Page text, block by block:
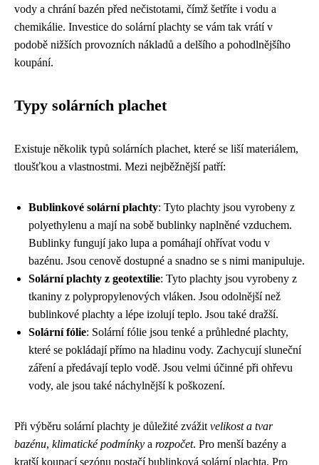
vody a chrání bazén před nečistotami, čímž šetříte i vodu a
chemikálie. Investice do solární plachty se vám tak vrátí v
podobě nižších provozních nákladů a delšího a pohodlnějšího
koupání.
Typy solárních plachet
Existuje několik typů solárních plachet, které se liší materiálem,
tloušťkou a vlastnostmi. Mezi nejběžnější patří:
Bublinkové solární plachty: Tyto plachty jsou vyrobeny z
polyethylenu a mají na sobě bublinky naplněné vzduchem.
Bublinky fungují jako lupa a pomáhají ohřívat vodu v
bazénu. Jsou cenově dostupné a snadno se s nimi manipuluje.
Solární plachty z geotextilie: Tyto plachty jsou vyrobeny z
tkaniny z polypropylenových vláken. Jsou odolnější než
bublinkové plachty a lépe izolují teplo. Jsou také dražší.
Solární fólie: Solární fólie jsou tenké a průhledné plachty,
které se pokládají přímo na hladinu vody. Zachycují sluneční
záření a předávají teplo vodě. Jsou velmi účinné při ohřevu
vody, ale jsou také náchylnější k poškození.
Při výběru solární plachty je důležité zvážit velikost a tvar
bazénu, klimatické podmínky a rozpočet. Pro menší bazény a
kratší koupací sezónu postačí bublinková solární plachta. Pro